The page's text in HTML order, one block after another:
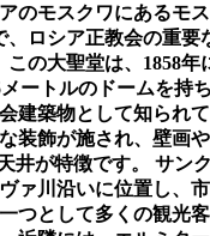
のモスクワにあるモ
、ロシア正教会の重要
この大聖堂は、1858年
メートルのドームを持
建築物として知られ
装飾が施され、壁画
井が特徴です。
サン
ァ川沿いに位置し、
つとして多くの観光